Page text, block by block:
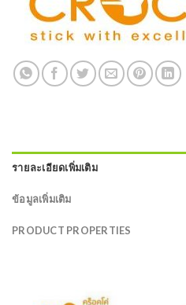
รายละเอียดเพิ่มเติม
ข้อมูลเพิ่มเติม
PRODUCT PROPERTIES